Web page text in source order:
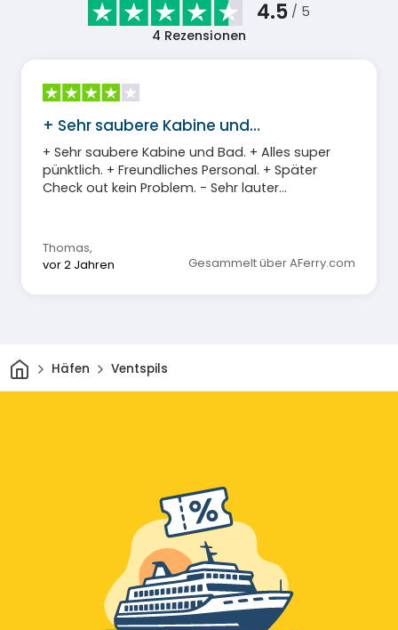
4.5 / 5
4 Rezensionen
+ Sehr saubere Kabine und…
+ Sehr saubere Kabine und Bad. + Alles super
pünktlich. + Freundliches Personal. + Später
Check out kein Problem. - Sehr lauter
defekt.- Frühstück mit Essensausgabe ist zu
umständlich, lange Schlange.
Thomas,
vor 2 Jahren
Gesammelt über AFerry.com
HeimHäfen Ventspils